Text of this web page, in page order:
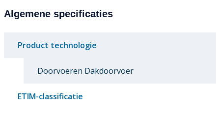
Algemene specificaties
Product technologie
Doorvoeren Dakdoorvoer
ETIM-classificatie